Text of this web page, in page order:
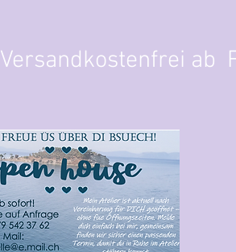
Versandkostenfrei ab